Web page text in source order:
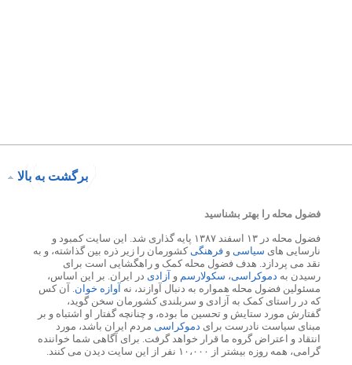
برگشت به بالا
فضول محله را بهتر بشناسید
فضول محله در ۱۳ اسفند ۱۳۸۷ پایه گذاری شد. این سایت کمبود و
نارسایی های سیاسی و فرهنگی کشورمان را زیر ذره بین گذاشته، و به
نقد می پردازد. هدف فضول محله کمک و راهگشایی است برای
رسیدن به دموکراسی، سکولارسم و آزادی در ایران. بر این اساس،
مسئولین فضول محله همواره به دنبال آوازند، نه آوازه خوان . آن کس
که در راستای کمک به آزادی و سربلندی کشورمان سخن گوید،
گفتارش مورد ستایش و تحسین ما بوده، و چنانچه گفتار او اشتباه و بر
مبنای سیاست نادرست برای دموکراسی مردم ایران باشد، مورد
انتقاد و اعتراض گروه ما قرار خواهد گرفت. برای آگاهی شما خواننده
گرامی، همه روزه بیشتر از ۱۰،۰۰۰ نفر از این سایت دیدن می کنند.